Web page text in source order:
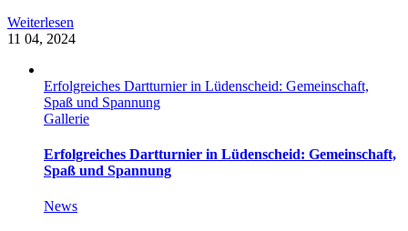
Weiterlesen
11 04, 2024
Erfolgreiches Dartturnier in Lüdenscheid: Gemeinschaft,
Spaß und Spannung
Gallerie
Erfolgreiches Dartturnier in Lüdenscheid: Gemeinschaft,
Spaß und Spannung
News